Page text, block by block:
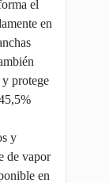
el
en
y protege
y
de vapor
en